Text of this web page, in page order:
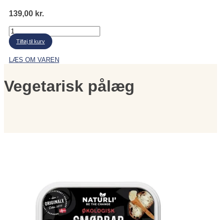
139,00 kr.
Spangsberg
flødeboller
antal
Tilføj til kurv
LÆS OM VAREN
Vegetarisk pålæg